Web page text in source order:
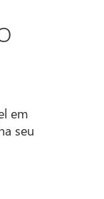
em
seu